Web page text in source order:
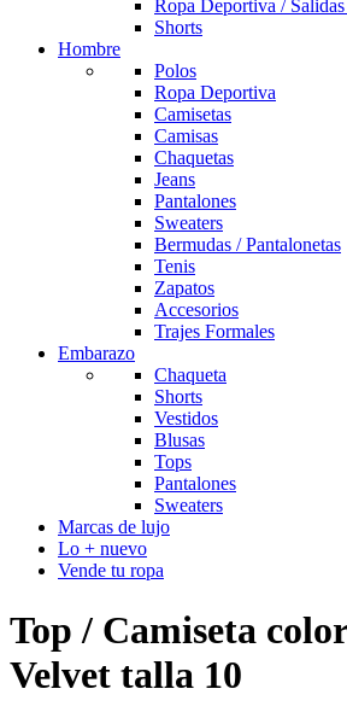
Ropa Deportiva /
Shorts
Hombre
Polos
Ropa Deportiva
Camisetas
Camisas
Chaquetas
Jeans
Pantalones
Sweaters
Bermudas / Pantalonetas
Tenis
Zapatos
Accesorios
Trajes Formales
Embarazo
Chaqueta
Shorts
Vestidos
Blusas
Tops
Pantalones
Sweaters
Marcas de lujo
Lo + nuevo
Vende tu ropa
Top / Camiseta
Velvet talla 10